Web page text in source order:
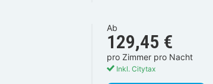
Ab
129,45 €
pro Zimmer pro Nacht
Inkl. Citytax